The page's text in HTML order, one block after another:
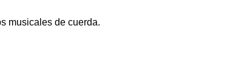
musicales de cuerda.